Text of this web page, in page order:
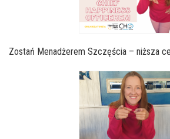
Zostań Menadżerem Szczęścia – niższa